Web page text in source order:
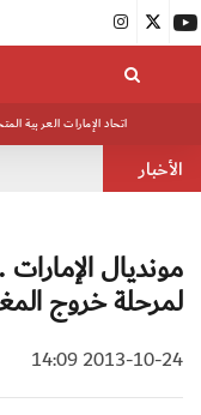
أبيض الشباب يواصل تدريباته في معسكره بأبوظبي |
اتحاد الإمارات العربية
الأخبار
مونديال
لمرحلة خروج
2013-10-24 14:09